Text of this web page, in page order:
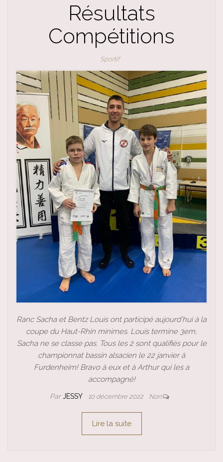
Résultats
Compétitions
Sportif
Ranc Sacha et Bentz Louis ont participé aujourd’hui à la
coupe du Haut-Rhin minimes. Louis termine 3em,
Sacha ne se classe pas. Tous les 2 sont qualifiés pour le
championnat bassin alsacien le 22 janvier à
Furdenheim! Bravo à eux et à Arthur qui les a
accompagné!
ParJESSY 10 décembre 2022 Non
Lire la suite